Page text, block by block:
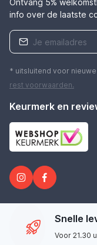
Ontvang 5%
info over de laatste
* uitsluitend voor
rest voorwaarden.
Keurmerk en
Snelle
Voor 21.30